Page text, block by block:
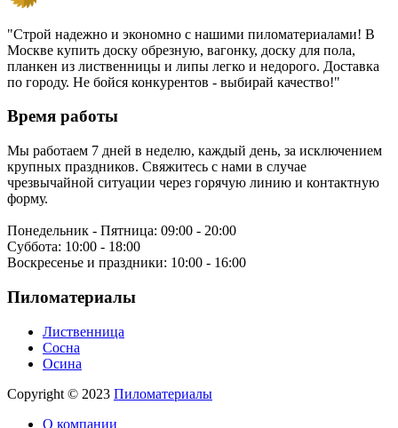
"Строй надежно и экономно с нашими пиломатериалами! В
Москве купить доску обрезную, вагонку, доску для пола,
планкен из лиственницы и липы легко и недорого. Доставка
по городу. Не бойся конкурентов - выбирай качество!"
Время работы
Мы работаем 7 дней в неделю, каждый день, за исключением
крупных праздников. Свяжитесь с нами в случае
чрезвычайной ситуации через горячую линию и контактную
форму.
Понедельник - Пятница: 09:00 - 20:00
Суббота: 10:00 - 18:00
Воскресенье и праздники: 10:00 - 16:00
Пиломатериалы
Лиственница
Сосна
Осина
Copyright © 2023 Пиломатериалы
О компании